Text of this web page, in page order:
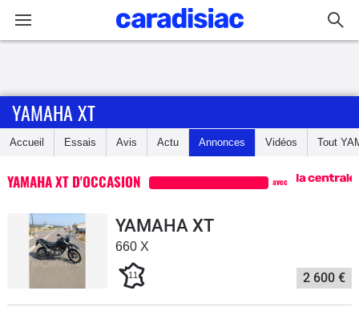
Accueil
Equipement
YAMAHA XT
Accueil Essais Avis Actu Annonces Vidéos Tout
YAMAHA XT D'OCCASION avec
YAMAHA XT
660 X
11 2 600 €